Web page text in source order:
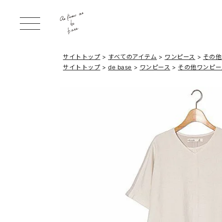
サイトトップ すべてのアイテム ワンピース
その
サイトトップ
de base ワンピース その他ワンピ